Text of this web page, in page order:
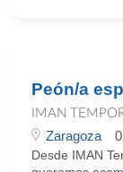
Peón/a
IMAN
Zaragoza
Desde IMAN